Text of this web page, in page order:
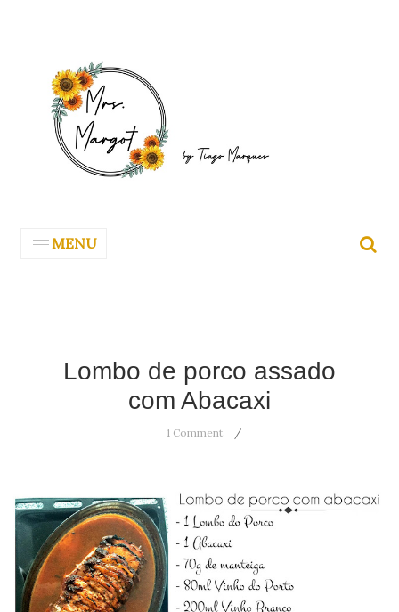
MENU
Lombo de porco assado
com Abacaxi
1 Comment